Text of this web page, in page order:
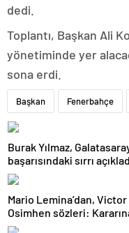
dedi.
Toplantı, Başkan Ali
yönetiminde yer
sona erdi.
Başkan Fenerbahçe
Burak Yılmaz,
başarısındaki sırrı
Mario Lemina’dan, Victor
Osimhen sözleri:
saygı göstermeliyiz